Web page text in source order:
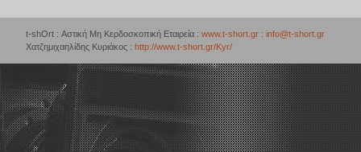
t-shOrt : Αστική Μη Κερδοσκοπική Εταιρεία : www.t-short.gr : info@t-short.gr
Χατζημιχαηλίδης Κυριάκος : http://www.t-short.gr/Kyr/